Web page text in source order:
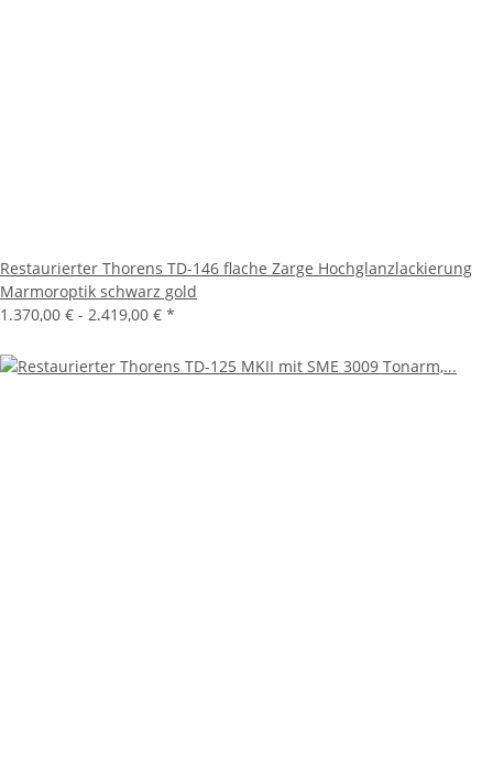
Restaurierter Thorens TD-146 flache Zarge Hochglanzlackierung
Marmoroptik schwarz gold
1.370,00 € - 2.419,00 € *